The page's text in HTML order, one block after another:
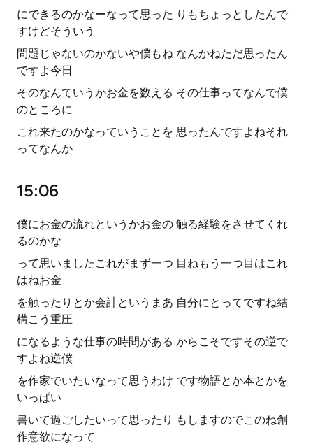
にできるのかなーなって思った りもちょっとしたんで
すけどそういう
問題じゃないのかないや僕もね なんかねただ思ったん
ですよ今日
そのなんていうかお金を数える その仕事ってなんで僕
のところに
これ来たのかなっていうことを 思ったんですよねそれ
ってなんか
15:06
僕にお金の流れというかお金の 触る経験をさせてくれ
るのかな
って思いましたこれがまず一つ 目ねもう一つ目はこれ
はねお金
を触ったりとか会計というまあ 自分にとってですね結
構こう重圧
になるような仕事の時間がある からこそですその逆で
すよね逆僕
を作家でいたいなって思うわけ です物語とか本とかを
いっぱい
書いて過ごしたいって思ったり もしますのでこのね創
作意欲になって